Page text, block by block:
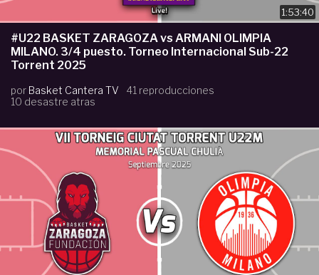
1:53:40
#U22 BASKET ZARAGOZA vs ARMANI OLIMPIA
MILANO. 3/4 puesto. Torneo Internacional Sub-22
Torrent 2025
por Basket Cantera TV
41 reproducciones
10 desastre atras